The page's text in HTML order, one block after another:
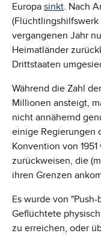
Europa sinkt. Nach
vergangenen Jahr
Heimatländer
Drittstaaten
Während die Zahl
Millionen ansteigt,
nicht annähernd
einige Regierungen
Konvention von
zurückweisen, die
ihren Grenzen
Es wurde von "Push-
Geflüchtete
zu erreichen, oder